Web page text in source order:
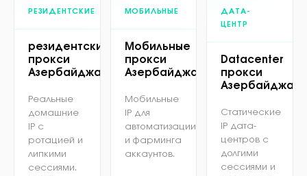
РЕЗИДЕНТСКИЕ
резидентские
прокси
Азербайджан
Реальные
домашние
IP с
ротацией и
липкими
сессиями.
МОБИЛЬНЫЕ
Мобильные
прокси
Азербайджан
Мобильные
IP для
автоматизации
и фарминга
аккаунтов.
ДАТА-
ЦЕНТР
Datacenter
прокси
Азербайджан
Статические
IP дата-
центров с
долгими
сессиями и